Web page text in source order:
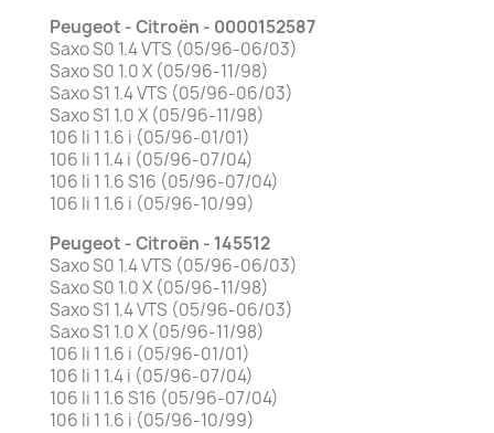
Peugeot - Citroën - 0000152587
Saxo S0 1.4 VTS (05/96-06/03)
Saxo S0 1.0 X (05/96-11/98)
Saxo S1 1.4 VTS (05/96-06/03)
Saxo S1 1.0 X (05/96-11/98)
106 Ii 1 1.6 i (05/96-01/01)
106 Ii 1 1.4 i (05/96-07/04)
106 Ii 1 1.6 S16 (05/96-07/04)
106 Ii 1 1.6 i (05/96-10/99)
Peugeot - Citroën - 145512
Saxo S0 1.4 VTS (05/96-06/03)
Saxo S0 1.0 X (05/96-11/98)
Saxo S1 1.4 VTS (05/96-06/03)
Saxo S1 1.0 X (05/96-11/98)
106 Ii 1 1.6 i (05/96-01/01)
106 Ii 1 1.4 i (05/96-07/04)
106 Ii 1 1.6 S16 (05/96-07/04)
106 Ii 1 1.6 i (05/96-10/99)